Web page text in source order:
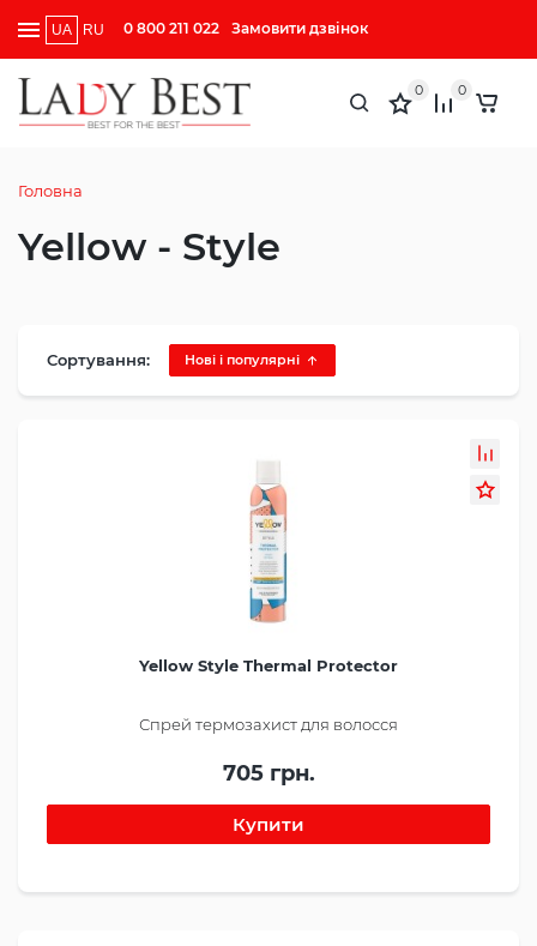
UA RU 0 800 211 022 Замовити дзвінок
0 0
Головна
Yellow - Style
Сортування: Нові і популярні
Yellow Style Thermal Protector
Спрей термозахист для волосся
705 грн.